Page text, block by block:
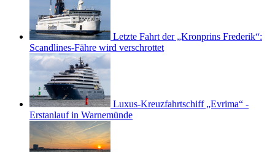
Letzte Fahrt der „Kronprins Frederik“:
Scandlines-Fähre wird verschrottet
Luxus-Kreuzfahrtschiff „Evrima“ -
Erstanlauf in Warnemünde